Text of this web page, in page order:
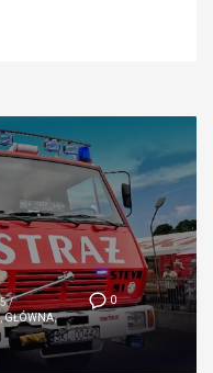
0
/
,GŁÓWNA,